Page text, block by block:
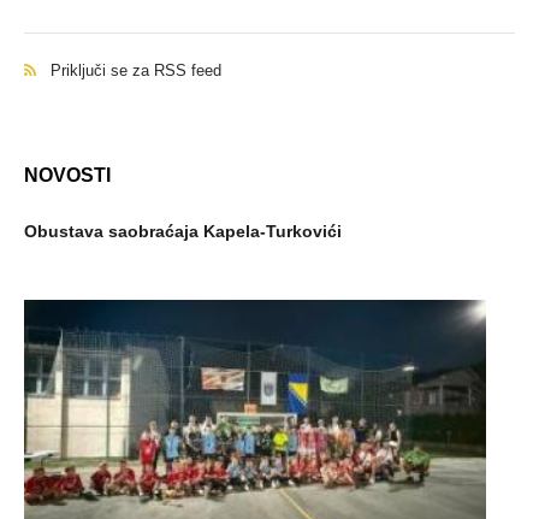
Priključi se za RSS feed
NOVOSTI
Obustava saobraćaja Kapela-Turkovići